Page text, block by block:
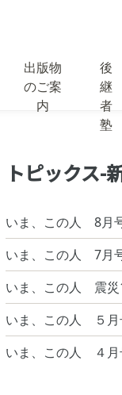
出版物
のご案
内
後
継
者
塾
トピックス-
いま、この人 8月
いま、この人 7月
いま、この人 震
いま、この人 ５月
いま、この人 ４月